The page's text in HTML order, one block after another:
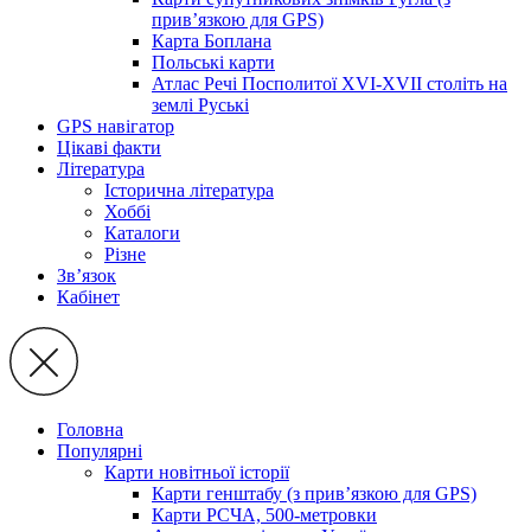
прив’язкою для GPS)
Карта Боплана
Польські карти
Атлас Речі Посполитої XVI-XVII століть на
землі Руські
GPS навігатор
Цікаві факти
Література
Історична література
Хоббі
Каталоги
Різне
Зв’язок
Кабінет
Головна
Популярні
Карти новітньої історії
Карти генштабу (з прив’язкою для GPS)
Карти РСЧА, 500-метровки